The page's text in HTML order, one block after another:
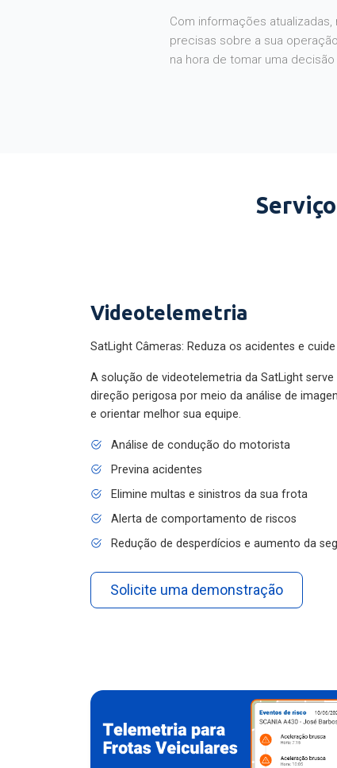
Com informações
precisas sobre a sua
na hora de tomar uma
Videotelemetria
SatLight Câmeras: Reduza os acidentes e
A solução de videotelemetria da SatLight
direção perigosa por meio da análise de
e orientar melhor sua equipe.
Análise de condução do motorista
Previna acidentes
Elimine multas e sinistros da sua frota
Alerta de comportamento de riscos
Redução de desperdícios e aumento da
Solicite uma demonstração